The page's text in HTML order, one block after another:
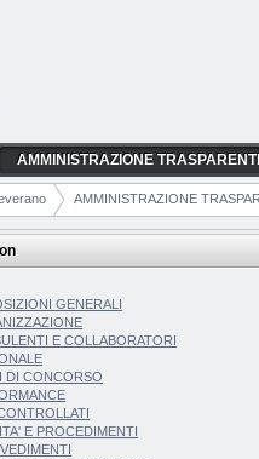
CONTRIBUTI,
AMMINISTRAZIONE
AMMINISTRAZIONE
GENERALI
E COLLABORATORI
DI CONCORSO
E PROCEDIMENTI